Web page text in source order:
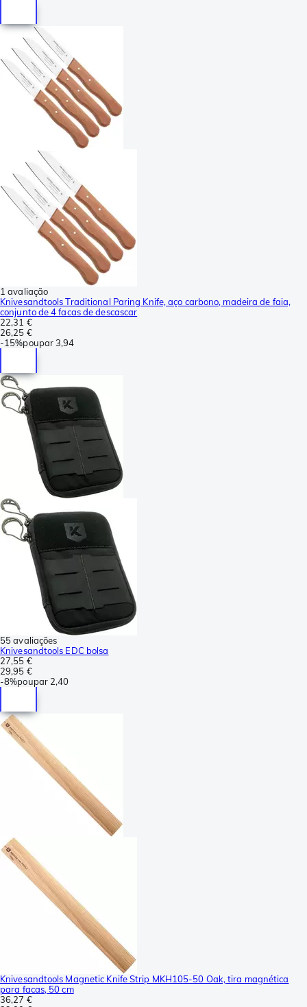
1 avaliação
Knivesandtools Traditional Paring Knife, aço carbono, madeira de faia,
conjunto de 4 facas de descascar
22,31 €
26,25 €
-15%poupar3,94
55 avaliações
Knivesandtools EDC bolsa
27,55 €
29,95 €
-8%poupar 2,40
Knivesandtools Magnetic Knife Strip MKH105-50 Oak, tira magnética
para facas, 50 cm
36,27 €